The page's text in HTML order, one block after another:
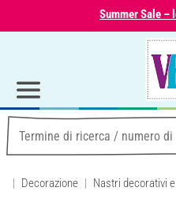
Summer Sale –
Decorazione Nastri decorativi